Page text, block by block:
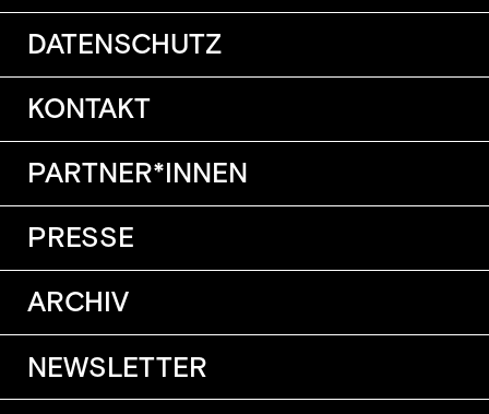
DATENSCHUTZ
KONTAKT
PARTNER*INNEN
PRESSE
ARCHIV
NEWSLETTER